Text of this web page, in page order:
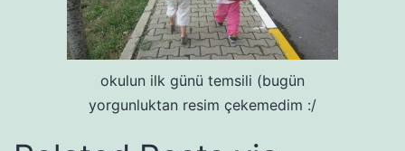
okulun ilk günü temsili (bugün
yorgunluktan resim çekemedim :/